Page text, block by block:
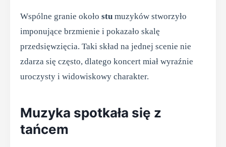
Wspólne granie około stu muzyków stworzyło
imponujące brzmienie i pokazało skalę
przedsięwzięcia. Taki skład na jednej scenie nie
zdarza się często, dlatego koncert miał wyraźnie
uroczysty i widowiskowy charakter.
Muzyka spotkała się z
tańcem